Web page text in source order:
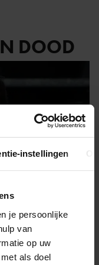
instellingen
je persoonlijke
van
op uw
als doel
DOOD